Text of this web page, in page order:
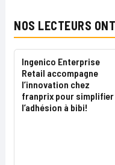
NOS LECTEURS
Ingenico Enterprise
Retail accompagne
l’innovation chez
franprix pour simplifier
l’adhésion à bibi!